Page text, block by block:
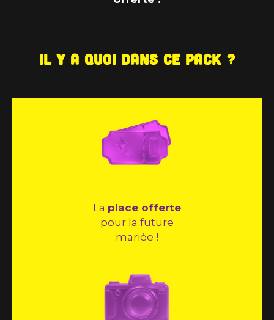
Il y a quoi dans ce pack ?
La place offerte
pour la future
mariée !